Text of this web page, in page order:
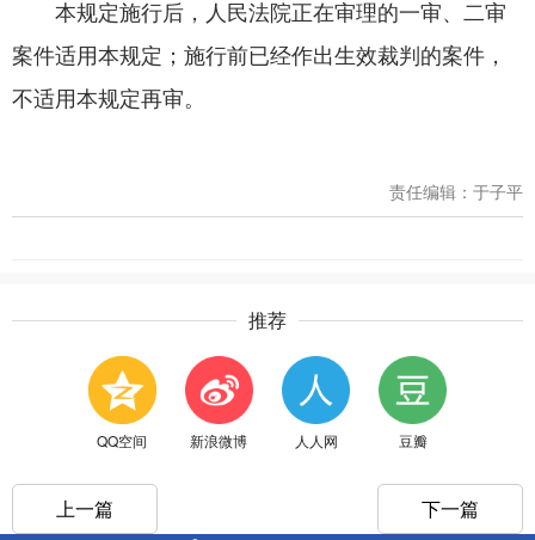
本规定施行后，人民法院正在审理的一审、二审
案件适用本规定；施行前已经作出生效裁判的案件，
不适用本规定再审。
责任编辑：于子平
推荐
QQ空间 新浪微博 人人网 豆瓣
上一篇 下一篇